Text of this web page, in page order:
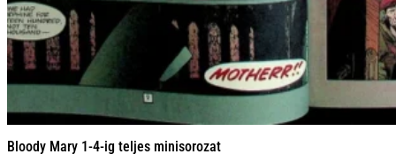
Bloody Mary 1-4-ig teljes minisorozat